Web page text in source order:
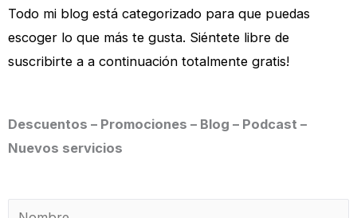
Todo mi blog está categorizado para que puedas
escoger lo que más te gusta. Siéntete libre de
suscribirte a a continuación totalmente gratis!
Descuentos – Promociones – Blog – Podcast –
Nuevos servicios